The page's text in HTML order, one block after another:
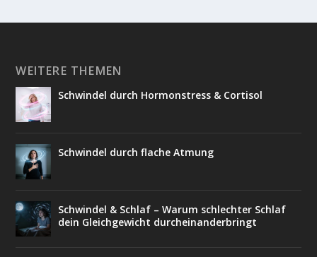
WEITERE THEMEN
Schwindel durch Hormonstress & Cortisol
Schwindel durch flache Atmung
Schwindel & Schlaf – Warum schlechter Schlaf
dein Gleichgewicht durcheinanderbringt